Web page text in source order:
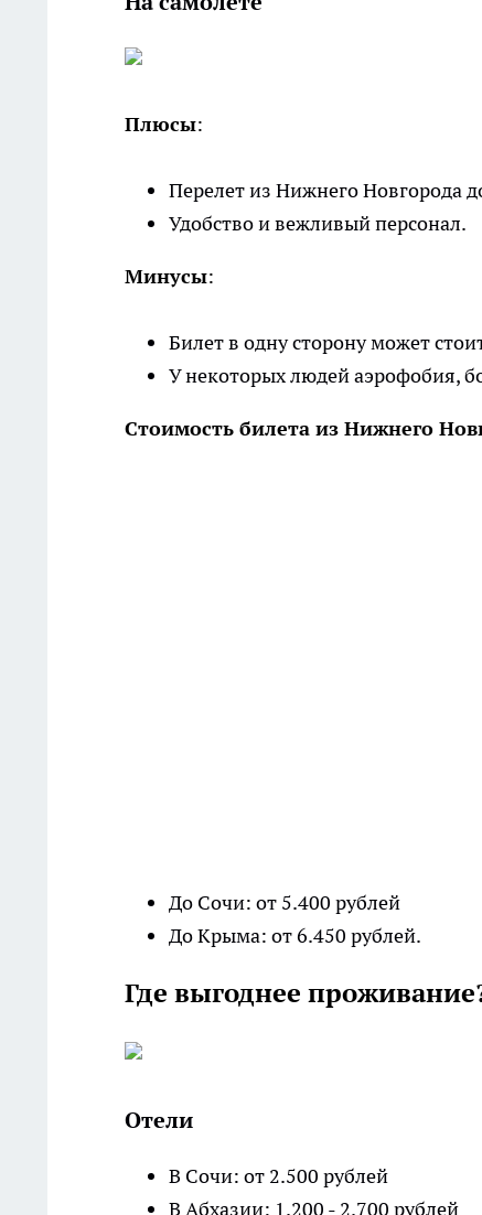
Плюсы:
Перелет из Нижнего Новгорода
Удобство и вежливый персонал.
Минусы:
Билет в одну сторону может
У некоторых людей аэрофобия,
Стоимость билета из Нижнего
До Сочи: от 5.400 рублей
До Крыма: от 6.450 рублей.
Где выгоднее
Отели
В Сочи: от 2.500 рублей
В Абхазии: 1.200 - 2.700 рублей